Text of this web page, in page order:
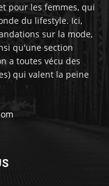
pour les femmes, qui
du lifestyle. Ici,
sur la mode,
qu'une section
a toutes vécu des
qui valent la peine